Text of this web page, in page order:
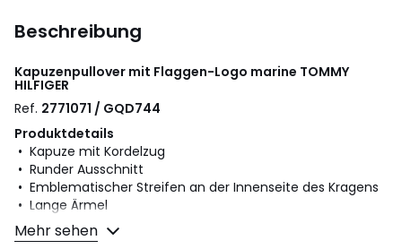
Beschreibung
Kapuzenpullover mit Flaggen-Logo marine TOMMY
HILFIGER
Ref. 2771071 / GQD744
Produktdetails
• Kapuze mit Kordelzug
• Runder Ausschnitt
• Emblematischer Streifen an der Innenseite des Kragens
• Lange Ärmel
• Aufgesticktes Tommy Hilfiger NYC-Logo auf der Brust
• Länge: Standard
Mehr sehen